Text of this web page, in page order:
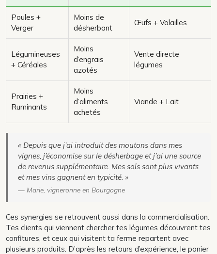
Poules +
Verger
Moins de
désherbant
Œufs + Volailles
Légumineuses
+ Céréales
Moins
d’engrais
azotés
Vente directe
légumes
Prairies +
Ruminants
Moins
d’aliments
achetés
Viande + Lait
« Depuis que j’ai introduit des moutons dans mes
vignes, j’économise sur le désherbage et j’ai une source
de revenus supplémentaire. Mes sols sont plus vivants
et mes vins gagnent en typicité. »
— Marie, vigneronne en Bourgogne
Ces synergies se retrouvent aussi dans la commercialisation.
Tes clients qui viennent chercher tes légumes découvrent tes
confitures, et ceux qui visitent ta ferme repartent avec
plusieurs produits. D’après les retours d’expérience, le panier